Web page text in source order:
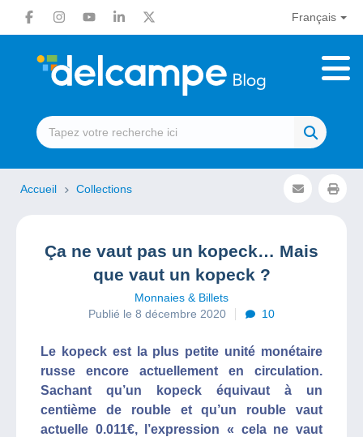
Français
Accueil Collections
Ça ne vaut pas un kopeck… Mais
que vaut un kopeck ?
Monnaies & Billets
Publié le 8 décembre 2020
10
Le kopeck est la plus petite unité monétaire
russe encore actuellement en circulation.
Sachant qu’un kopeck équivaut à un
centième de rouble et qu’un rouble vaut
actuelle 0.011€, l’expression « cela ne vaut